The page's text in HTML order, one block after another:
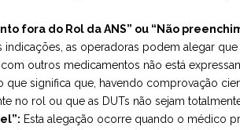
fora do Rol da ANS” ou “Não
indicações, as operadoras podem alegar
outros medicamentos não está
que significa que, havendo comprovação
no rol ou que as DUTs não sejam
Esta alegação ocorre quando o médico